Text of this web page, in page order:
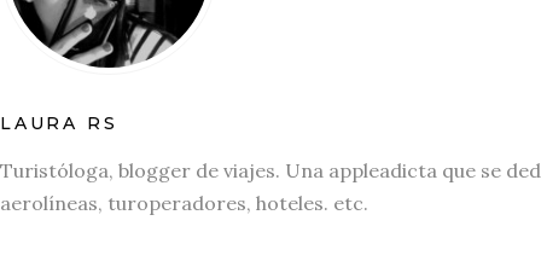
LAURA RS
Turistóloga, blogger de viajes. Una appleadicta que se
aerolíneas, turoperadores, hoteles. etc.